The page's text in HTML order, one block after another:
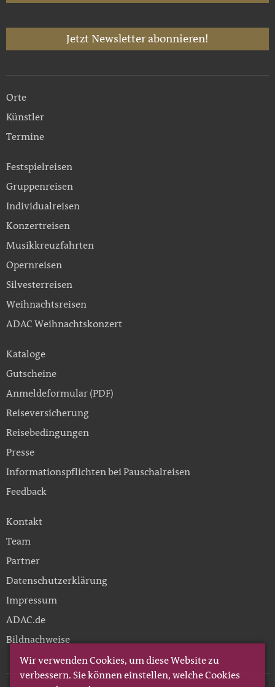
Jetzt Newsletter abonnieren!
Orte
Künstler
Termine
Festspielreisen
Gruppenreisen
Individualreisen
Konzertreisen
Musikkreuzfahrten
Opernreisen
Silvesterreisen
Weihnachtsreisen
ADAC Weihnachtskonzert
Kataloge
Gutscheine
Anmeldeformular (PDF)
Reiseversicherung
Reisebedingungen
Presse
Informationspflichten bei Pauschalreisen
Feedback
Kontakt
Team
Partner
Datenschutzerklärung
Impressum
ADAC.de
Bildnachweise
Wir verwenden Cookies, um diese Website zu
verbessern. Sie können einstellen, welche Cookies